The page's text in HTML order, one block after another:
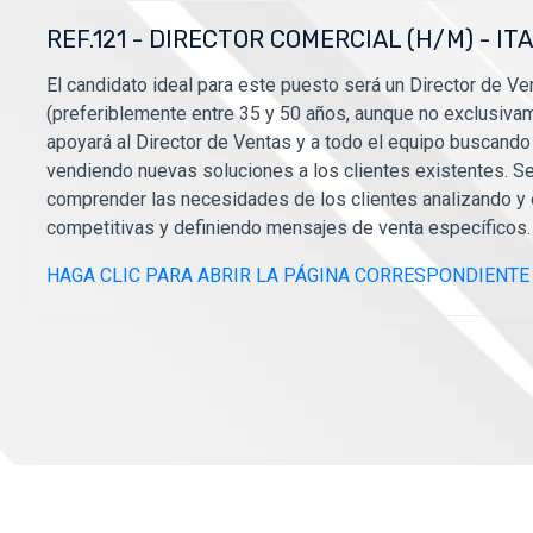
REF.121 - DIRECTOR COMERCIAL (H/M) -
El candidato ideal para este puesto será un Director de
(preferiblemente entre 35 y 50 años, aunque no
apoyará al Director de Ventas y a todo el equipo
vendiendo nuevas soluciones a los clientes existentes.
comprender las necesidades de los clientes analizando
competitivas y definiendo mensajes de venta específicos.
HAGA CLIC PARA ABRIR LA PÁGINA CORRESPONDIENTE